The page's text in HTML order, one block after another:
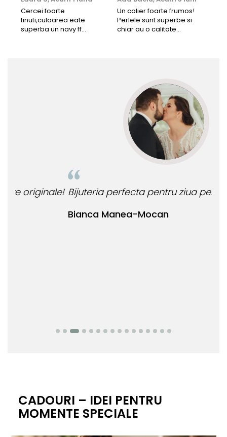
Cercei foarte
finuti,culoarea eate
superba un navy ff
Un colier foarte frumos!
Perlele sunt superbe si
chiar au o calitate
Bianca Manea-Mocan
Bijuteria perfecta pentru ziua perfecta!
CADOURI – IDEI PENTRU
MOMENTE SPECIALE